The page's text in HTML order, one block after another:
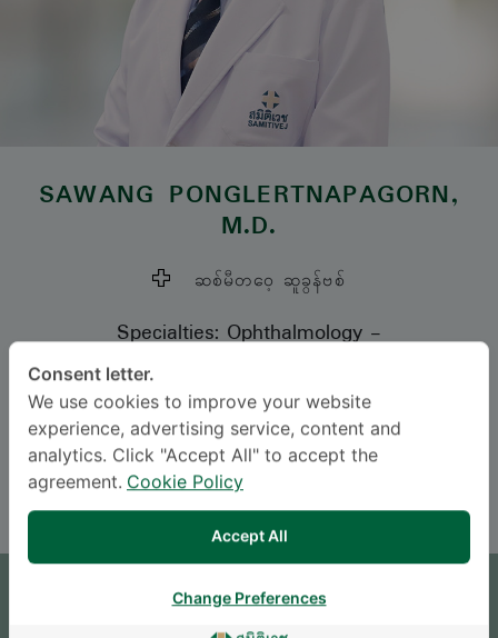
SAWANG PONGLERTNAPAGORN,
M.D.
ဆစ်မီတဝေ့ ဆူခွန်ဗစ်
Specialties: Ophthalmology-
ဘာသာစကား
ENGLISH
THAI
ရက်ချိန်းယူရန်
Consent letter.
We use cookies to improve your website
experience, advertising service, content and
analytics. Click "Accept All" to accept the
agreement. Cookie Policy
Accept All
Change Preferences